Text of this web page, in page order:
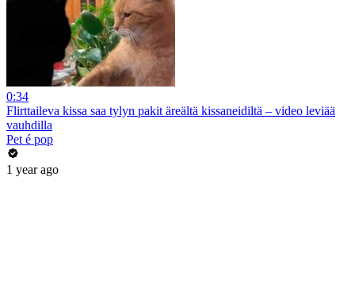
0:34
Flirttaileva kissa saa tylyn pakit äreältä kissaneidiltä – video leviää
vauhdilla
Pet é pop
1 year ago